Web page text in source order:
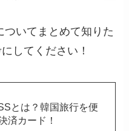
ついてまとめて知りた
してください！
とは？韓国旅行を便
済カード！